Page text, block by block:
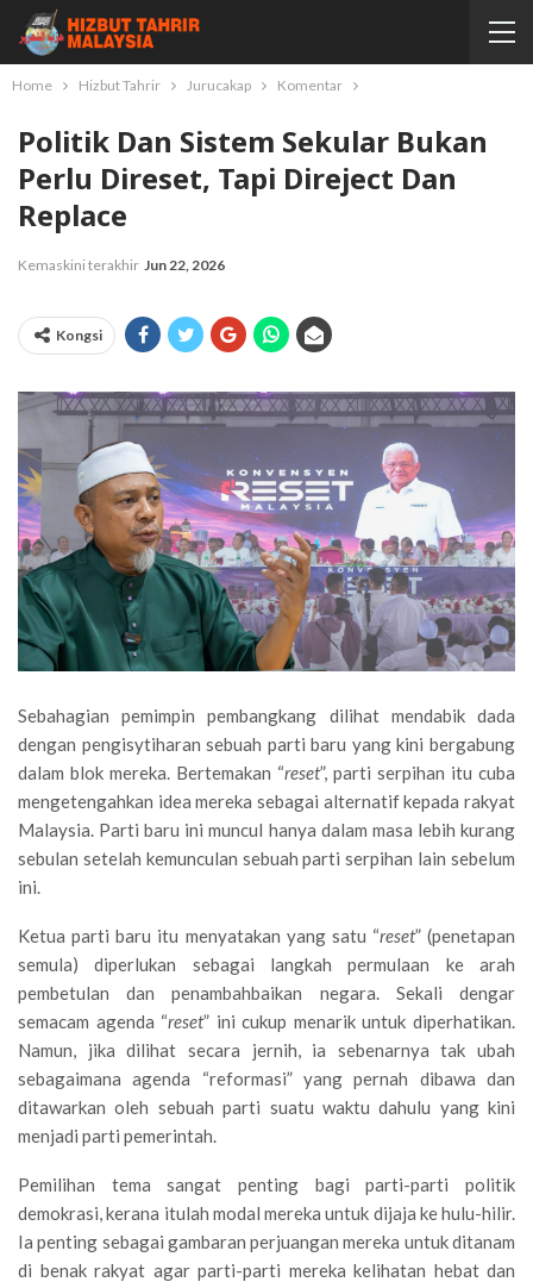
Home Hizbut Tahrir Jurucakap Komentar
Politik Dan Sistem Sekular Bukan
Perlu Direset, Tapi Direject Dan
Replace
Kemaskini terakhir Jun 22, 2026
Kongsi
Sebahagian pemimpin pembangkang dilihat mendabik dada
dengan pengisytiharan sebuah parti baru yang kini bergabung
dalam blok mereka. Bertemakan “reset”, parti serpihan itu cuba
mengetengahkan idea mereka sebagai alternatif kepada rakyat
Malaysia. Parti baru ini muncul hanya dalam masa lebih kurang
sebulan setelah kemunculan sebuah parti serpihan lain sebelum
ini.
Ketua parti baru itu menyatakan yang satu “reset” (penetapan
semula) diperlukan sebagai langkah permulaan ke arah
pembetulan dan penambahbaikan negara. Sekali dengar
semacam agenda “reset” ini cukup menarik untuk diperhatikan.
Namun, jika dilihat secara jernih, ia sebenarnya tak ubah
sebagaimana agenda “reformasi” yang pernah dibawa dan
ditawarkan oleh sebuah parti suatu waktu dahulu yang kini
menjadi parti pemerintah.
Pemilihan tema sangat penting bagi parti-parti politik
demokrasi, kerana itulah modal mereka untuk dijaja ke hulu-hilir.
Ia penting sebagai gambaran perjuangan mereka untuk ditanam
di benak rakyat agar parti-parti mereka kelihatan hebat dan